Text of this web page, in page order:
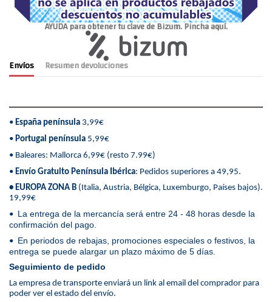
AYUDA para obtener tu clave de Bizum. Pincha aquí.
Envíos Resumen devoluciones
• España península 3,99€
• Portugal península 5,99€
• Baleares: Mallorca 6,99€ (resto 7.99€)
• Envío Gratuito Península Ibérica: Pedidos superiores a 49,95.
• EUROPA ZONA B (Italia, Austria, Bélgica, Luxemburgo, Países bajos).
19,99€
• La entrega de la mercancía será entre 24 - 48 horas desde la
confirmación del pago.
• En periodos de rebajas, promociones especiales o festivos, la
entrega se puede alargar un plazo máximo de 5 días.
Seguimiento de pedido
La empresa de transporte enviará un link al email del comprador para
poder ver el estado del envío.